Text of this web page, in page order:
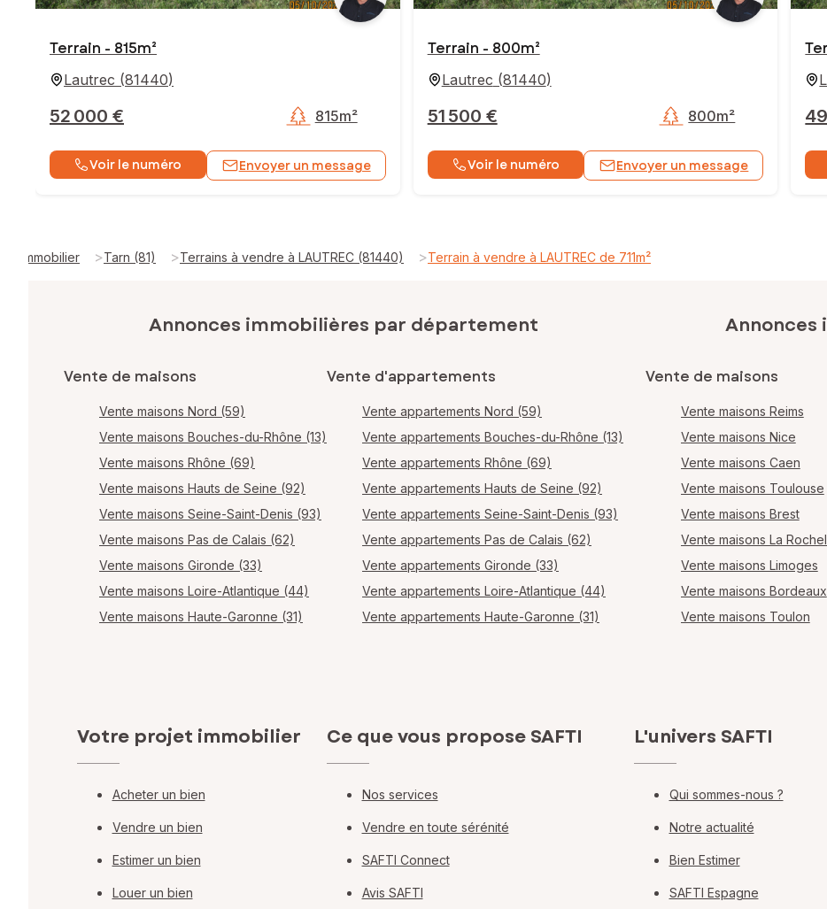
Terrain - 815m²
Lautrec (81440)
52 000 € 815m²
Voir le numéro Envoyer un message
Terrain - 800m²
Lautrec (81440)
51 500 € 800m²
Voir le numéro Envoyer un message
Immobilier >Tarn (81) >Terrains à vendre à LAUTREC (81440) >Terrain à vendre à LAUTREC de 711m²
Annonces immobilières par département
Vente de maisons
Vente maisons Nord (59)
Vente maisons Bouches-du-Rhône (13)
Vente maisons Rhône (69)
Vente maisons Hauts de Seine (92)
Vente maisons Seine-Saint-Denis (93)
Vente maisons Pas de Calais (62)
Vente maisons Gironde (33)
Vente maisons Loire-Atlantique (44)
Vente maisons Haute-Garonne (31)
Vente d'appartements
Vente appartements Nord (59)
Vente appartements Bouches-du-Rhône (13)
Vente appartements Rhône (69)
Vente appartements Hauts de Seine (92)
Vente appartements Seine-Saint-Denis (93)
Vente appartements Pas de Calais (62)
Vente appartements Gironde (33)
Vente appartements Loire-Atlantique (44)
Vente appartements Haute-Garonne (31)
Annonces
Vente de maisons
Vente maisons Reims
Vente maisons Nice
Vente maisons Caen
Vente maisons Toulouse
Vente maisons Brest
Vente maisons La
Vente maisons Limoges
Vente maisons Bordeaux
Vente maisons Toulon
Votre projet immobilier
Acheter un bien
Vendre un bien
Estimer un bien
Louer un bien
Ce que vous propose SAFTI
Nos services
Vendre en toute sérénité
SAFTI Connect
Avis SAFTI
L'univers SAFTI
Qui sommes-nous ?
Notre actualité
Bien Estimer
SAFTI Espagne